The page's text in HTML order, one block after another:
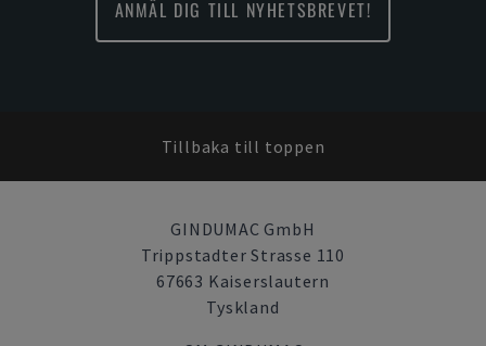
ANMÄL DIG TILL NYHETSBREVET!
Tillbaka till toppen
GINDUMAC GmbH
Trippstadter Strasse 110
67663 Kaiserslautern
Tyskland